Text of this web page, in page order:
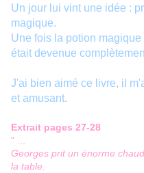
Un jour lui vint une idée :
magique.
Une fois la potion
était devenue
J'ai bien aimé ce livre, il
et amusant.
Extrait pages 27-28
" ...
Georges prit un énorme
la table.